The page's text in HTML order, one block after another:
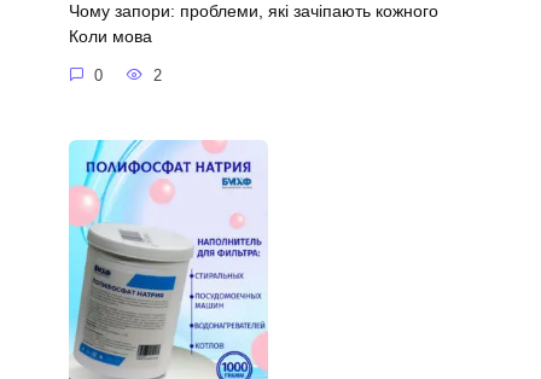
Чому запори: проблеми, які зачіпають кожного
Коли мова
0 2